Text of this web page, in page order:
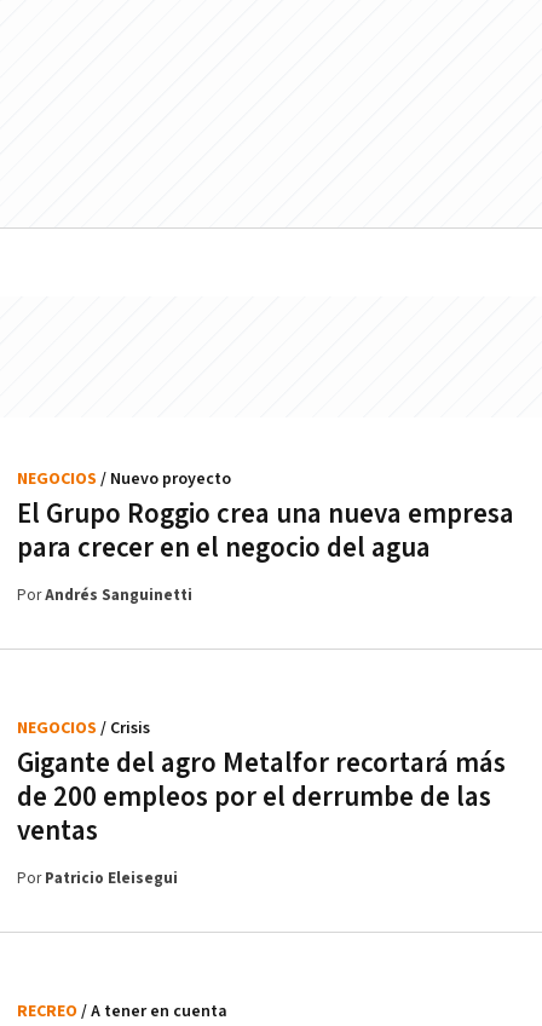
El Grupo Roggio crea una nueva empresa
para crecer en el negocio del agua
NEGOCIOS / Nuevo proyecto
PorAndrés Sanguinetti
Gigante del agro Metalfor recortará más
de 200 empleos por el derrumbe de las
ventas
NEGOCIOS / Crisis
PorPatricio Eleisegui
RECREO / A tener en cuenta